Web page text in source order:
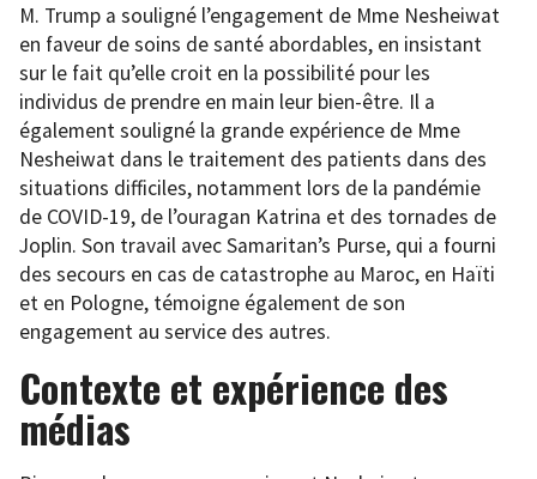
M. Trump a souligné l’engagement de Mme Nesheiwat
en faveur de soins de santé abordables, en insistant
sur le fait qu’elle croit en la possibilité pour les
individus de prendre en main leur bien-être. Il a
également souligné la grande expérience de Mme
Nesheiwat dans le traitement des patients dans des
situations difficiles, notamment lors de la pandémie
de COVID-19, de l’ouragan Katrina et des tornades de
Joplin. Son travail avec Samaritan’s Purse, qui a fourni
des secours en cas de catastrophe au Maroc, en Haïti
et en Pologne, témoigne également de son
engagement au service des autres.
Contexte et expérience des
médias